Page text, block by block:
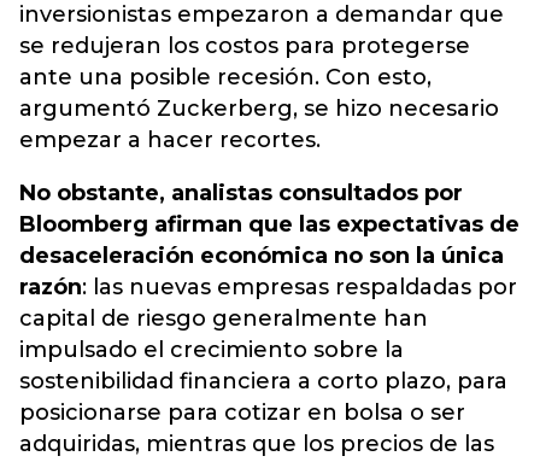
inversionistas empezaron a demandar que
se redujeran los costos para protegerse
ante una posible recesión. Con esto,
argumentó Zuckerberg, se hizo necesario
empezar a hacer recortes.
No obstante, analistas consultados por
Bloomberg afirman que las expectativas de
desaceleración económica no son la única
razón: las nuevas empresas respaldadas por
capital de riesgo generalmente han
impulsado el crecimiento sobre la
sostenibilidad financiera a corto plazo, para
posicionarse para cotizar en bolsa o ser
adquiridas, mientras que los precios de las